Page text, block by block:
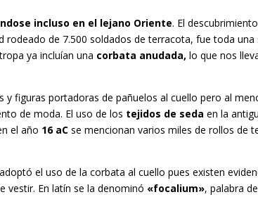
incluso en el lejano Oriente. El
rodeado de 7.500 soldados de terracota, fue toda
ya incluían una corbata anudada,lo que nos
figuras portadoras de pañuelos al cuello pero al
de moda. El uso de los tejidos de seda en la
el año 16 aC se mencionan varios miles de rollos de
el uso de la corbata al cuello pues existen
vestir. En latín se la denominó «focalium», palabra